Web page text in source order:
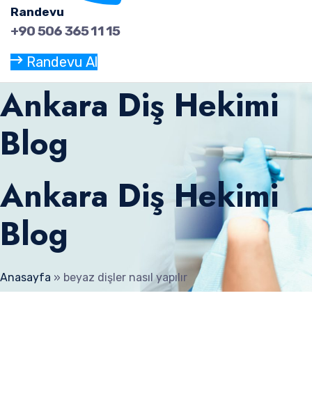
Randevu
+90 506 365 11 15
Randevu Al
Ankara Diş Hekimi
Blog
Ankara Diş Hekimi
Blog
Anasayfa » beyaz dişler nasıl yapılır